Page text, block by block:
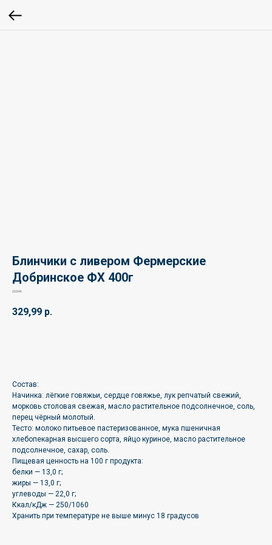
Блинчики с ливером Фермерские
Добринское ФХ 400г
20344
329,99 р.
Состав:
Начинка: лёгкие говяжьи, сердце говяжье, лук репчатый свежий,
морковь столовая свежая, масло растительное подсолнечное, соль,
перец чёрный молотый.
Тесто: молоко питьевое пастеризованное, мука пшеничная
хлебопекарная высшего сорта, яйцо куриное, масло растительное
подсолнечное, сахар, соль.
Пищевая ценность на 100 г продукта:
белки — 13,0 г;
жиры — 13,0 г;
углеводы — 22,0 г;
Ккал/кДж — 250/1060
Хранить при температуре не выше минус 18 градусов